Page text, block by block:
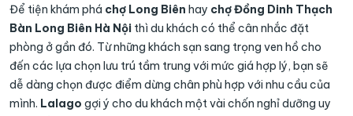
Để tiện khám phá chợ Long Biên hay chợ Đồng Dinh Thạch
Bàn Long Biên Hà Nội​ thì du khách có thể cân nhắc đặt
phòng ở gần đó. Từ những khách sạn sang trọng ven hồ cho
đến các lựa chọn lưu trú tầm trung với mức giá hợp lý, bạn sẽ
dễ dàng chọn được điểm dừng chân phù hợp với nhu cầu của
mình. Lalago gợi ý cho du khách một vài chốn nghỉ dưỡng uy